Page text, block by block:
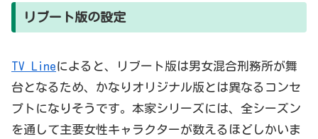
リブート版の設定
TV Lineによると、リブート版は男女混合刑務所が舞
台となるため、かなりオリジナル版とは異なるコンセ
プトになりそうです。本家シリーズには、全シーズン
を通して主要女性キャラクターが数えるほどしかいま